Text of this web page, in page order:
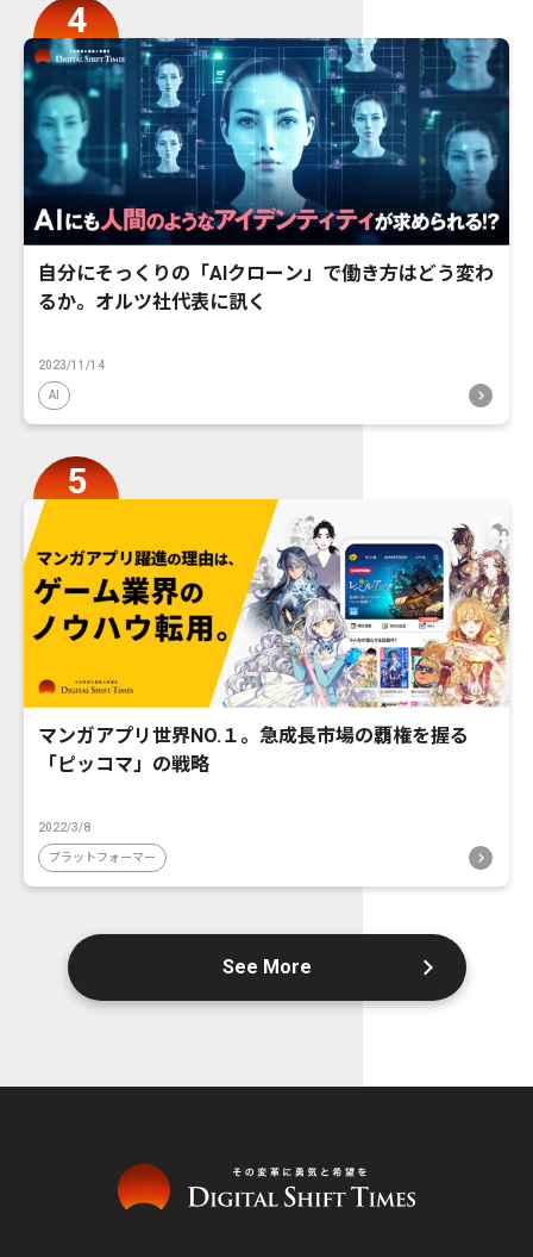
自分にそっくりの「AIクローン」で働き方はどう変わ
るか。オルツ社代表に訊く
2023/11/14
AI
マンガアプリ世界NO.１。急成長市場の覇権を握る
「ピッコマ」の戦略
2022/3/8
プラットフォーマー
See More